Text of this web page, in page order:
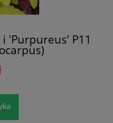
'Purpureus' P11